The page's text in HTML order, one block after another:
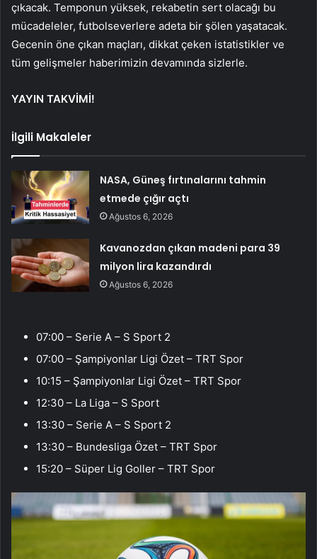
çıkacak. Temponun yüksek, rekabetin sert olacağı bu
mücadeleler, futbolseverlere adeta bir şölen yaşatacak.
Gecenin öne çıkan maçları, dikkat çeken istatistikler ve
tüm gelişmeler haberimizin devamında sizlerle.
YAYIN TAKVİMİ!
İlgili Makaleler
NASA, Güneş fırtınalarını tahmin
etmede çığır açtı
Ağustos 6, 2026
Kavanozdan çıkan madeni para 39
milyon lira kazandırdı
Ağustos 6, 2026
07:00 – Serie A – S Sport 2
07:00 – Şampiyonlar Ligi Özet – TRT Spor
10:15 – Şampiyonlar Ligi Özet – TRT Spor
12:30 – La Liga – S Sport
13:30 – Serie A – S Sport 2
13:30 – Bundesliga Özet – TRT Spor
15:20 – Süper Lig Goller – TRT Spor